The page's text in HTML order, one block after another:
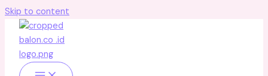
Skip to content